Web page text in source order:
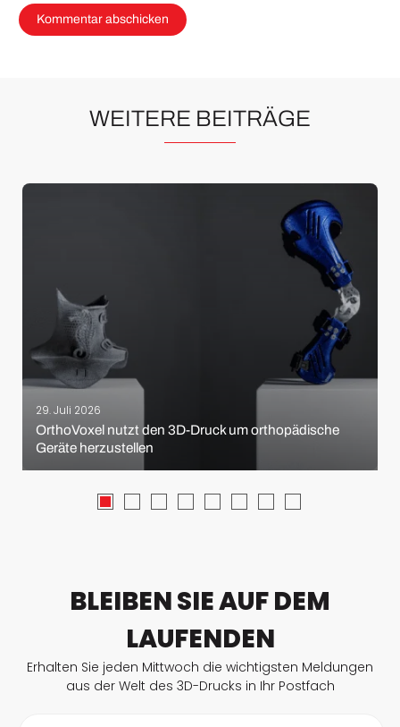
WEITERE BEITRÄGE
29. Juli 2026
OrthoVoxel nutzt den 3D-Druck um orthopädische
Geräte herzustellen
BLEIBEN SIE AUF DEM
LAUFENDEN
Erhalten Sie jeden Mittwoch die wichtigsten Meldungen
aus der Welt des 3D-Drucks in Ihr Postfach